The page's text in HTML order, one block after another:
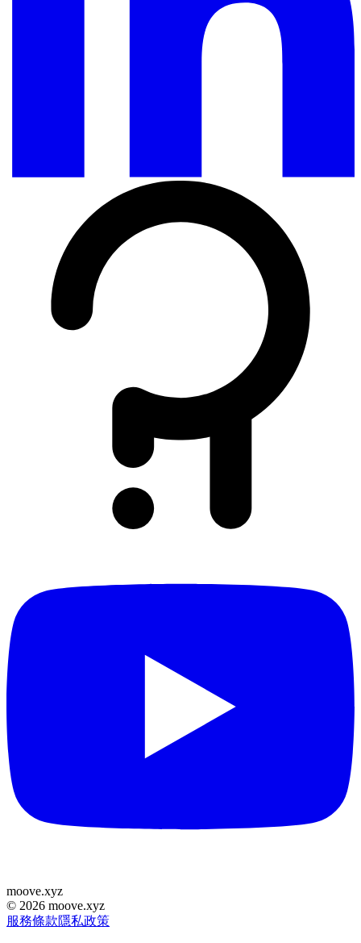
moove.xyz
© 2026 moove.xyz
服務條款隱私政策